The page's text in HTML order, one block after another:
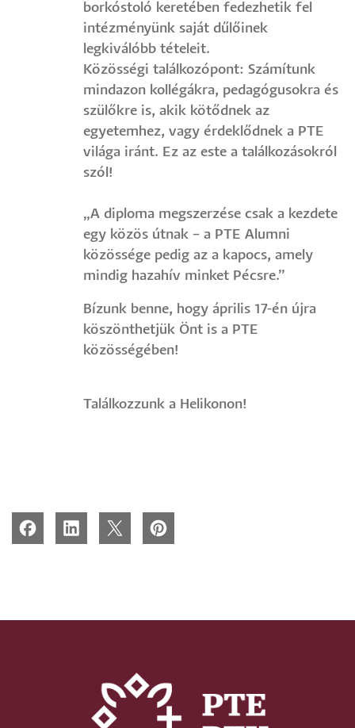
borkóstoló keretében fedezhetik fel
intézményünk saját dűlőinek
legkiválóbb tételeit.
Közösségi találkozópont: Számítunk
mindazon kollégákra, pedagógusokra és
szülőkre is, akik kötődnek az
egyetemhez, vagy érdeklődnek a PTE
világa iránt. Ez az este a találkozásokról
szól!
„A diploma megszerzése csak a kezdete
egy közös útnak – a PTE Alumni
közössége pedig az a kapocs, amely
mindig hazahív minket Pécsre.”
Bízunk benne, hogy április 17-én újra
köszönthetjük Önt is a PTE
közösségében!
Találkozzunk a Helikonon!